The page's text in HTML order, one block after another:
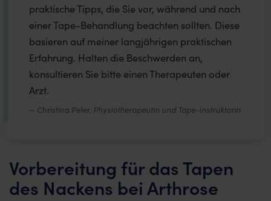
praktische Tipps, die Sie vor, während und nach
einer Tape-Behandlung beachten sollten. Diese
basieren auf meiner langjährigen praktischen
Erfahrung. Halten die Beschwerden an,
konsultieren Sie bitte einen Therapeuten oder
Arzt.
Christina Peter, Physiotherapeutin und Tape-Instruktorin
Vorbereitung für das Tapen
des Nackens bei Arthrose